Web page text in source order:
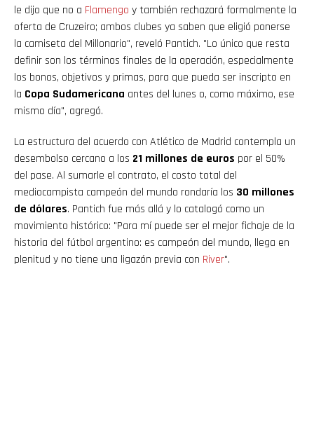
le dijo que no a Flamengo y también rechazará formalmente la
oferta de Cruzeiro; ambos clubes ya saben que eligió ponerse
la camiseta del Millonario", reveló Pantich. "Lo único que resta
definir son los términos finales de la operación, especialmente
los bonos, objetivos y primas, para que pueda ser inscripto en
la Copa Sudamericana antes del lunes o, como máximo, ese
mismo día", agregó.
La estructura del acuerdo con Atlético de Madrid contempla un
desembolso cercano a los 21 millones de euros por el 50%
del pase. Al sumarle el contrato, el costo total del
mediocampista campeón del mundo rondaría los 30 millones
de dólares. Pantich fue más allá y lo catalogó como un
movimiento histórico: "Para mí puede ser el mejor fichaje de la
historia del fútbol argentino: es campeón del mundo, llega en
plenitud y no tiene una ligazón previa con River".